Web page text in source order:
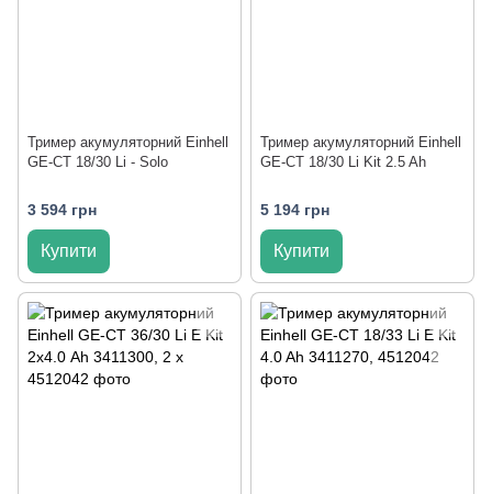
Тример акумуляторний Einhell
GE-CT 18/30 Li - Solo
3 594 грн
Купити
Тример акумуляторний Einhell
GE-CT 18/30 Li Kit 2.5 Ah
5 194 грн
Купити